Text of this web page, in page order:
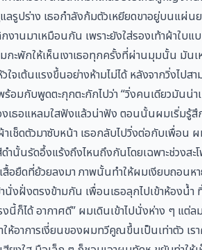
รูปร่าง เธอกำลังก้มตัวเหยียดขาอยู่บนแผ่น
นมาเหมือนกัน เพราะยังใส่รองเท้าผ้าใบแ
ะพักให้เห็นเงาเธอทุกครั้งที่ผ่านมุมนั้น มันเ
เต้นแรงขึ้นอย่างห้ามไม่ได้ หลังจากวิ่งไปส
มกับพูดตะกุกตะกักไปว่า “วิ่งคนเดียวมันน่า
งเธอแหลมใสฟังแล้วน่าฟัง ตอนนั้นผมเริ่มรู้สึ
าเช็ดตัวมาซับหน้า เธอกลับไปวิ่งต่อกับเพื่อ
นั้นรัดอึ้งแร้งถึงไหนถึงกันโดยเฉพาะช่วงส
ยืดที่ย้วยลงมา ภาพนั้นทำให้ผมเงียบถอนหา
งฝั่งตรงข้ามกัน เพื่อนเธอลุกไปเข้าห้องน้ำ
นี้ก็ได้ อากาศดี” ผมเดินเข้าไปนั่งห่าง ๆ แ
าการเงี่ยนของผมทวีคูณขึ้นเป็นเท่าตัว เร